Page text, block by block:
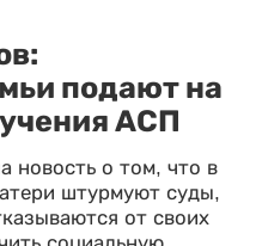
подают на
АСП
новость о том, что в
штурмуют суды,
от своих